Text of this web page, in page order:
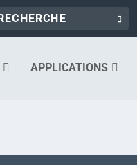
APPLICATIONS